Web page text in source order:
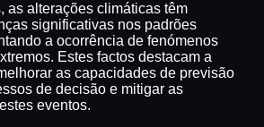
as alterações climáticas têm
significativas nos padrões
a ocorrência de fenómenos
Estes factos destacam a
as capacidades de previsão
de decisão e mitigar as
eventos.